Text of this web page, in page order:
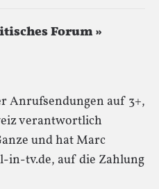
Forum »
Anrufsendungen auf 3+,
verantwortlich
und hat Marc
in-tv.de, auf die Zahlung